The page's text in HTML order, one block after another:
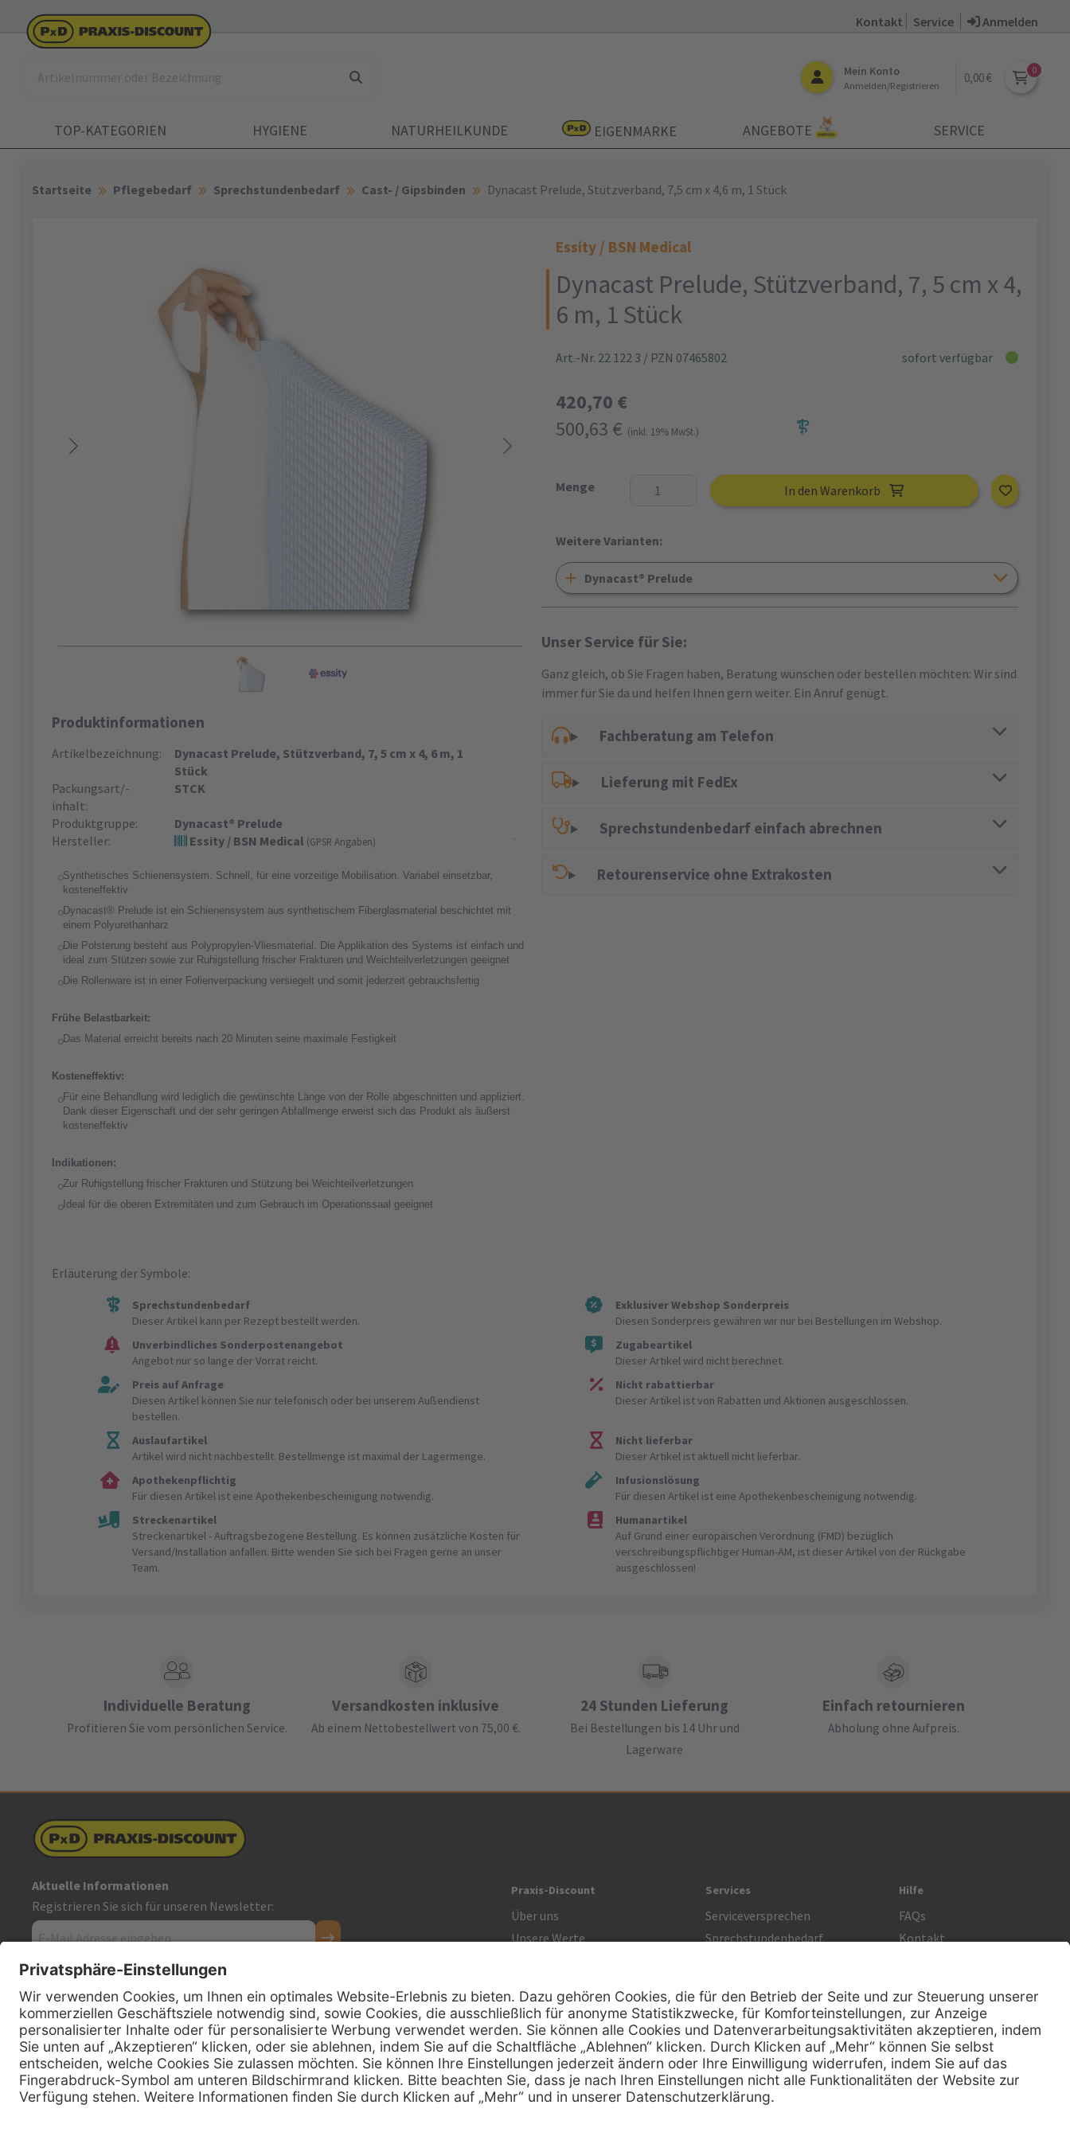
Kontakt Service Anmelden
Mein Konto
Anmelden/Registrieren
0,00 €
TOP-KATEGORIEN HYGIENE NATURHEILKUNDE EIGENMARKE ANGEBOTE SERVICE
Startseite Pflegebedarf Sprechstundenbedarf Cast- / Gipsbinden Dynacast Prelude, Stützverband, 7,5 cm x 4,6 m, 1 Stück
Produktinformationen
Artikelbezeichnung:
Dynacast Prelude, Stützverband, 7, 5 cm x 4, 6 m, 1
Stück
Packungsart/-
inhalt:
STCK
Produktgruppe:
Dynacast® Prelude
Hersteller:
Essity / BSN Medical (GPSR Angaben)
Synthetisches Schienensystem. Schnell, für eine vorzeitige Mobilisation. Variabel einsetzbar,
kosteneffektiv
Dynacast® Prelude ist ein Schienensystem aus synthetischem Fiberglasmaterial beschichtet mit
einem Polyurethanharz
Die Polsterung besteht aus Polypropylen-Vliesmaterial. Die Applikation des Systems ist einfach und
ideal zum Stützen sowie zur Ruhigstellung frischer Frakturen und Weichteilverletzungen geeignet
Die Rollenware ist in einer Folienverpackung versiegelt und somit jederzeit gebrauchsfertig
Frühe Belastbarkeit:
Das Material erreicht bereits nach 20 Minuten seine maximale Festigkeit
Kosteneffektiv:
Für eine Behandlung wird lediglich die gewünschte Länge von der Rolle abgeschnitten und appliziert.
Dank dieser Eigenschaft und der sehr geringen Abfallmenge erweist sich das Produkt als äußerst
kosteneffektiv
Indikationen:
Zur Ruhigstellung frischer Frakturen und Stützung bei Weichteilverletzungen
Ideal für die oberen Extremitäten und zum Gebrauch im Operationssaal geeignet
Essity / BSN Medical
Dynacast Prelude, Stützverband, 7, 5 cm x 4,
6 m, 1 Stück
Art.-Nr. 22 122 3 / PZN 07465802 sofort verfügbar
420,70 €
500,63 € (inkl. 19% MwSt.)
Menge In den Warenkorb
Weitere Varianten:
Dynacast® Prelude
Unser Service für Sie:
Ganz gleich, ob Sie Fragen haben, Beratung wünschen oder bestellen möchten: Wir sind
immer für Sie da und helfen Ihnen gern weiter. Ein Anruf genügt.
Fachberatung am Telefon
Lieferung mit FedEx
Sprechstundenbedarf einfach abrechnen
Retourenservice ohne Extrakosten
Erläuterung der Symbole:
Sprechstundenbedarf
Dieser Artikel kann per Rezept bestellt werden.
Exklusiver Webshop Sonderpreis
Diesen Sonderpreis gewähren wir nur bei Bestellungen im Webshop.
Unverbindliches Sonderpostenangebot
Angebot nur so lange der Vorrat reicht.
Zugabeartikel
Dieser Artikel wird nicht berechnet.
Preis auf Anfrage
Diesen Artikel können Sie nur telefonisch oder bei unserem Außendienst
bestellen.
Nicht rabattierbar
Dieser Artikel ist von Rabatten und Aktionen ausgeschlossen.
Auslaufartikel
Artikel wird nicht nachbestellt. Bestellmenge ist maximal der Lagermenge.
Nicht lieferbar
Dieser Artikel ist aktuell nicht lieferbar.
Apothekenpflichtig
Für diesen Artikel ist eine Apothekenbescheinigung notwendig.
Infusionslösung
Für diesen Artikel ist eine Apothekenbescheinigung notwendig.
Streckenartikel
Streckenartikel - Auftragsbezogene Bestellung. Es können zusätzliche Kosten für
Versand/Installation anfallen. Bitte wenden Sie sich bei Fragen gerne an unser
Team.
Humanartikel
Auf Grund einer europäischen Verordnung (FMD) bezüglich
verschreibungspflichtiger Human-AM, ist dieser Artikel von der Rückgabe
ausgeschlossen!
Individuelle Beratung
Profitieren Sie vom persönlichen Service.
Versandkosten inklusive
Ab einem Nettobestellwert von 75,00 €.
24 Stunden Lieferung
Bei Bestellungen bis 14 Uhr und
Lagerware
Einfach retournieren
Abholung ohne Aufpreis.
Aktuelle Informationen
Registrieren Sie sich für unseren Newsletter:
Kontakt
Firmensitz
PxD Praxis-Discount GmbH
Hans-Wunderlich-Straße 7
D-49078 Osnabrück
Telefon: 0800 - 600 66 30
Praxis-Discount
Über uns
Unsere Werte
Services
Serviceversprechen
Sprechstundenbedarf
Hilfe
FAQs
Kontakt
Zertifikat Rechtliches
Impressum
Datenschutz
AGB
Nachhaltigkeit